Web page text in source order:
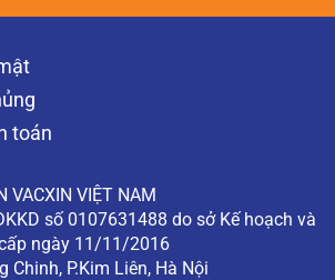
toán
VACXIN VIỆT NAM
số 0107631488 do sở Kế hoạch và
ngày 11/11/2016
Chinh, P.Kim Liên, Hà Nội